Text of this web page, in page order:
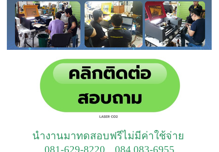
นำงานมาทดสอบฟรีไม่มีค่าใช้จ่าย